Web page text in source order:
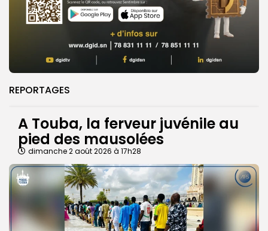
REPORTAGES
A Touba, la ferveur juvénile au
pied des mausolées
dimanche 2 août 2026 à 17h28